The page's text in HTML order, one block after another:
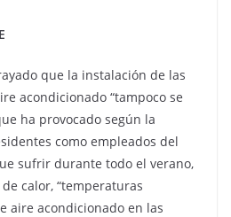
que la instalación de las
acondicionado “tampoco se
ha provocado según la
como empleados del
sufrir durante todo el verano,
calor, “temperaturas
aire acondicionado en las